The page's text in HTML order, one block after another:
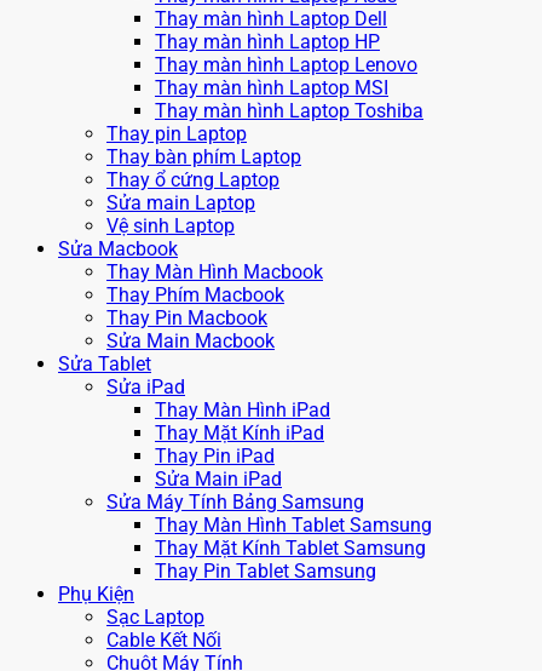
Thay màn hình Laptop Dell
Thay màn hình Laptop HP
Thay màn hình Laptop Lenovo
Thay màn hình Laptop MSI
Thay màn hình Laptop Toshiba
Thay pin Laptop
Thay bàn phím Laptop
Thay ổ cứng Laptop
Sửa main Laptop
Vệ sinh Laptop
Sửa Macbook
Thay Màn Hình Macbook
Thay Phím Macbook
Thay Pin Macbook
Sửa Main Macbook
Sửa Tablet
Sửa iPad
Thay Màn Hình iPad
Thay Mặt Kính iPad
Thay Pin iPad
Sửa Main iPad
Sửa Máy Tính Bảng Samsung
Thay Màn Hình Tablet Samsung
Thay Mặt Kính Tablet Samsung
Thay Pin Tablet Samsung
Phụ Kiện
Sạc Laptop
Cable Kết Nối
Chuột Máy Tính